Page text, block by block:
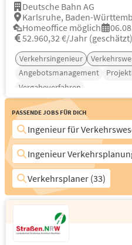
Deutsche Bahn AG
Karlsruhe, Baden-
Homeoffice möglich
52.960,32 €/Jahr (geschätzt)
Verkehrsingenieur
Angebotsmanagement
Vergabeverfahren
Passende Jobs für Dich
Ingenieur für
Ingenieur
Verkehrsplaner (33)